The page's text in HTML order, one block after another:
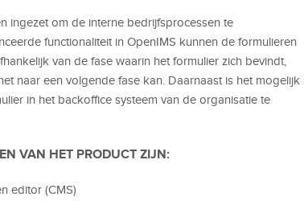
ingezet om de interne bedrijfsprocessen te
functionaliteit in OpenIMS kunnen de formulieren
van de fase waarin het formulier zich bevindt,
naar een volgende fase kan. Daarnaast is het mogelijk
in het backoffice systeem van de organisatie te
VAN HET PRODUCT ZIJN:
editor (CMS)